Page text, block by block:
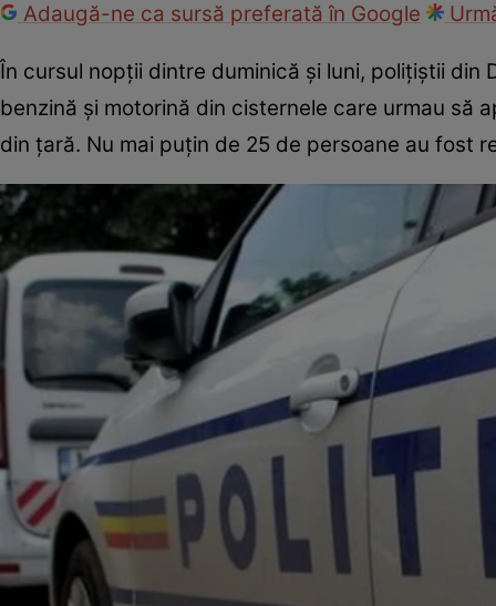
Adaugă-ne ca sursă preferată în Google
În cursul nopții dintre duminică și luni, polițiștii
benzină și motorină din cisternele care urmau să
din țară. Nu mai puțin de 25 de persoane au fost